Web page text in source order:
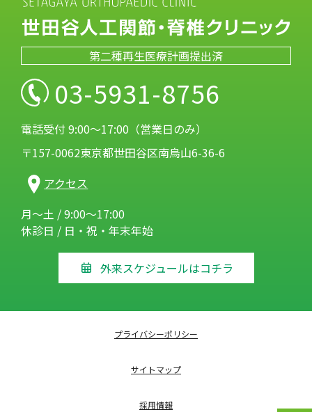
第二種再生医療計画提出済
03-5931-8756
電話受付 9:00～17:00（営業日のみ）
〒157-0062東京都世田谷区南烏山6-36-6
アクセス
月～土 / 9:00～17:00
休診日 / 日・祝・年末年始
外来スケジュールはコチラ
プライバシーポリシー
サイトマップ
採用情報